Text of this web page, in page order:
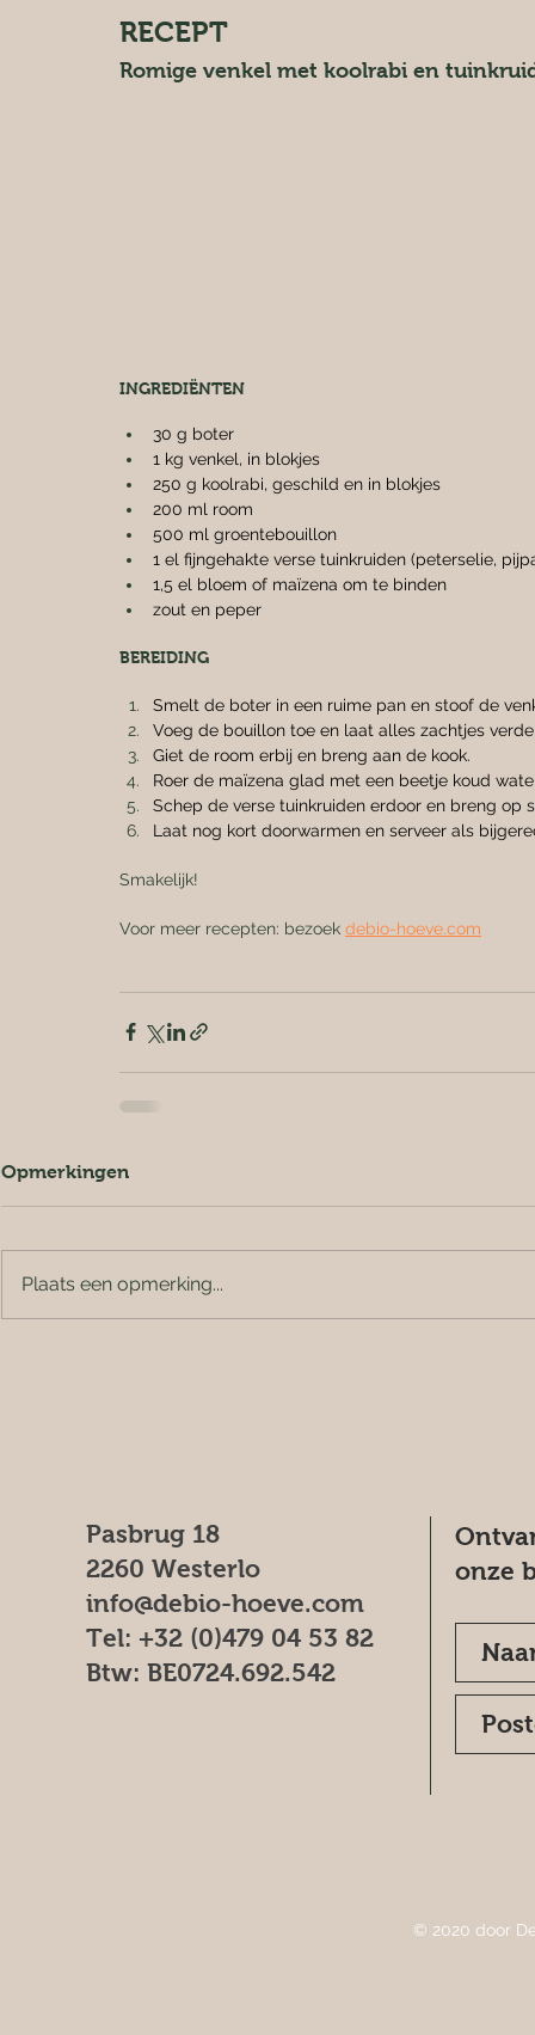
RECEPT
Romige venkel met koolrabi en
INGREDIËNTEN
30 g boter
1 kg venkel, in blokjes
250 g koolrabi, geschild en in blokjes
200 ml room
500 ml groentebouillon
1 el fijngehakte verse tuinkruiden (peterselie,
1,5 el bloem of maïzena om te binden
zout en peper
BEREIDING
Smelt de boter in een ruime pan en stoof de
Voeg de bouillon toe en laat alles zachtjes
Giet de room erbij en breng aan de kook.
Roer de maïzena glad met een beetje koud
Schep de verse tuinkruiden erdoor en breng op
Laat nog kort doorwarmen en serveer als
Smakelijk!
Voor meer recepten: bezoek debio-hoeve.com
Opmerkingen
Plaats een opmerking...
Pasbrug 18
2260 Westerlo
info@debio-hoeve.com
Tel: +32 (0)479 04 53 82
Btw: BE0724.692.542
onze
© 2020 door